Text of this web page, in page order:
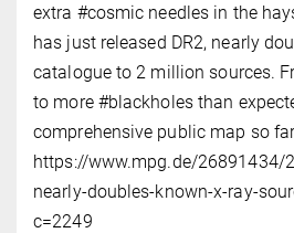
extra #cosmic needles in the
has just released DR2, nearly
catalogue to 2 million sources.
to more #blackholes than
comprehensive public map so
https://www.mpg.de/26891434/
nearly-doubles-known-x-ray-
c=2249